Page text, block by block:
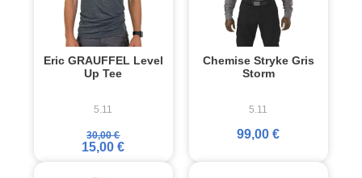
Eric GRAUFFEL Level
Up Tee
5.11
30,00 €
15,00 €
Chemise Stryke Gris
Storm
5.11
99,00 €